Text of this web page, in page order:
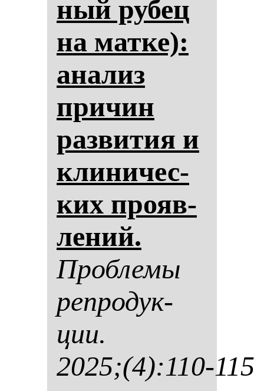
ный ру­бец
на мат­ке):
ана­лиз
при­чин
раз­ви­тия и
кли­ни­чес­
ких про­яв­
ле­ний.
Проб­ле­мы
реп­ро­дук­
ции.
2025;(4):110-115